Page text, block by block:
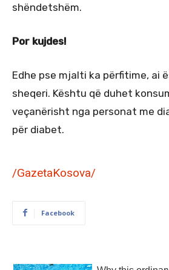
shëndetshëm.
Por kujdes!
Edhe pse mjalti ka përfitime, ai
sheqeri. Kështu që duhet
veçanërisht nga personat me
për diabet.
/GazetaKosova/
Facebook